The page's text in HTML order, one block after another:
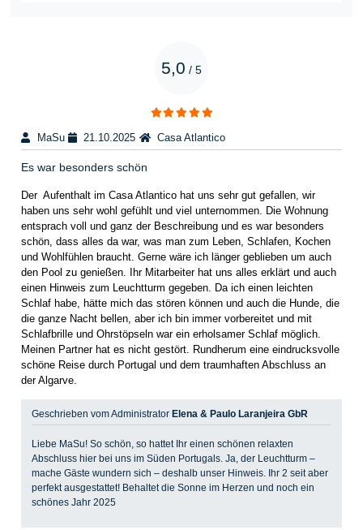
5,0 / 5
MaSu 21.10.2025 Casa Atlantico
Es war besonders schön
Der Aufenthalt im Casa Atlantico hat uns sehr gut gefallen, wir
haben uns sehr wohl gefühlt und viel unternommen. Die Wohnung
entsprach voll und ganz der Beschreibung und es war besonders
schön, dass alles da war, was man zum Leben, Schlafen, Kochen
und Wohlfühlen braucht. Gerne wäre ich länger geblieben um auch
den Pool zu genießen. Ihr Mitarbeiter hat uns alles erklärt und auch
einen Hinweis zum Leuchtturm gegeben. Da ich einen leichten
Schlaf habe, hätte mich das stören können und auch die Hunde, die
die ganze Nacht bellen, aber ich bin immer vorbereitet und mit
Schlafbrille und Ohrstöpseln war ein erholsamer Schlaf möglich.
Meinen Partner hat es nicht gestört. Rundherum eine eindrucksvolle
schöne Reise durch Portugal und dem traumhaften Abschluss an
der Algarve.
Geschrieben vom Administrator Elena & Paulo Laranjeira GbR
Liebe MaSu! So schön, so hattet Ihr einen schönen relaxten
Abschluss hier bei uns im Süden Portugals. Ja, der Leuchtturm –
mache Gäste wundern sich – deshalb unser Hinweis. Ihr 2 seit aber
perfekt ausgestattet! Behaltet die Sonne im Herzen und noch ein
schönes Jahr 2025